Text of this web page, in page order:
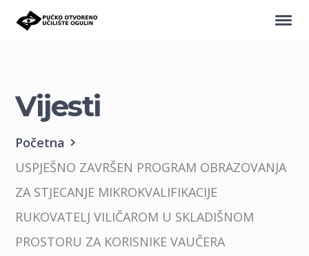
Vijesti
Početna
USPJEŠNO ZAVRŠEN PROGRAM OBRAZOVANJA
ZA STJECANJE MIKROKVALIFIKACIJE
RUKOVATELJ VILIČAROM U SKLADIŠNOM
PROSTORU ZA KORISNIKE VAUČERA